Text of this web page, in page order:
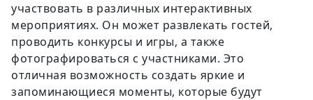
участвовать в различных интерактивных
мероприятиях. Он может развлекать гостей,
проводить конкурсы и игры, а также
фотографироваться с участниками. Это
отличная возможность создать яркие и
запоминающиеся моменты, которые будут